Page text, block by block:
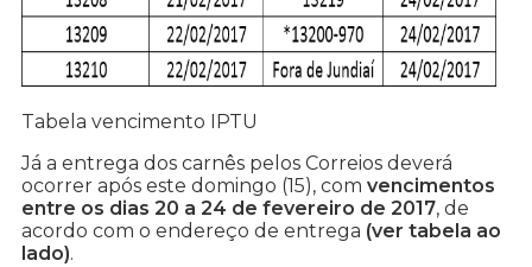
Tabela vencimento IPTU
Já a entrega dos carnês pelos Correios deverá
ocorrer após este domingo (15), com vencimentos
entre os dias 20 a 24 de fevereiro de 2017, de
acordo com o endereço de entrega (ver tabela ao
lado).